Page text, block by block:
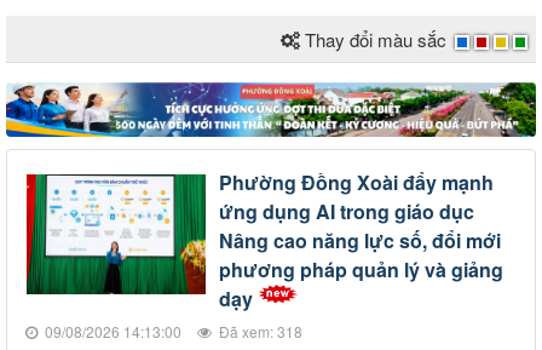
Thay đổi màu sắc
Phường Đồng Xoài đẩy mạnh
ứng dụng AI trong giáo dục
Nâng cao năng lực số, đổi mới
phương pháp quản lý và giảng
dạy
09/08/2026 14:13:00 Đã xem: 318